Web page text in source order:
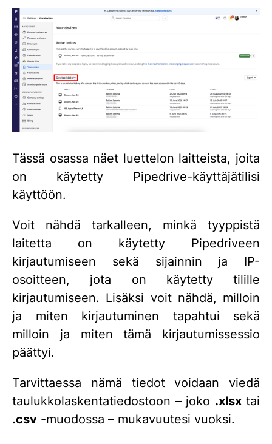
Tässä osassa näet luettelon laitteista, joita
on käytetty Pipedrive-käyttäjätilisi
käyttöön.
Voit nähdä tarkalleen, minkä tyyppistä
laitetta on käytetty Pipedriveen
kirjautumiseen sekä sijainnin ja IP-
osoitteen, jota on käytetty tilille
kirjautumiseen. Lisäksi voit nähdä, milloin
ja miten kirjautuminen tapahtui sekä
milloin ja miten tämä kirjautumissessio
päättyi.
Tarvittaessa nämä tiedot voidaan viedä
taulukkolaskentatiedostoon – joko .xlsxtai
.csv -muodossa – mukavuutesi vuoksi.